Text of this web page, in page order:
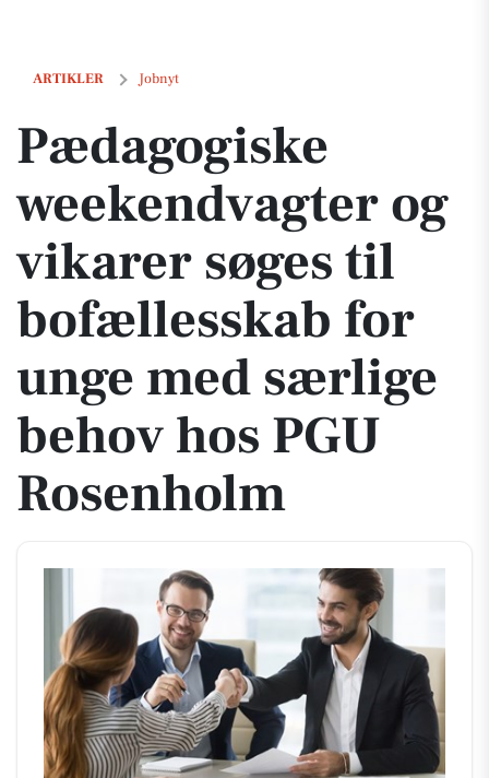
ARTIKLER Jobnyt
Pædagogiske weekendvagter og vikarer søges til bofællesskab for
Pædagogiske
weekendvagter og
vikarer søges til
bofællesskab for
unge med særlige
behov hos PGU
Rosenholm